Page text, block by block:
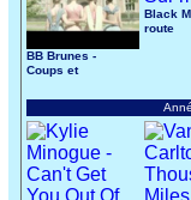
BB Brunes -
Coups et
Black
route